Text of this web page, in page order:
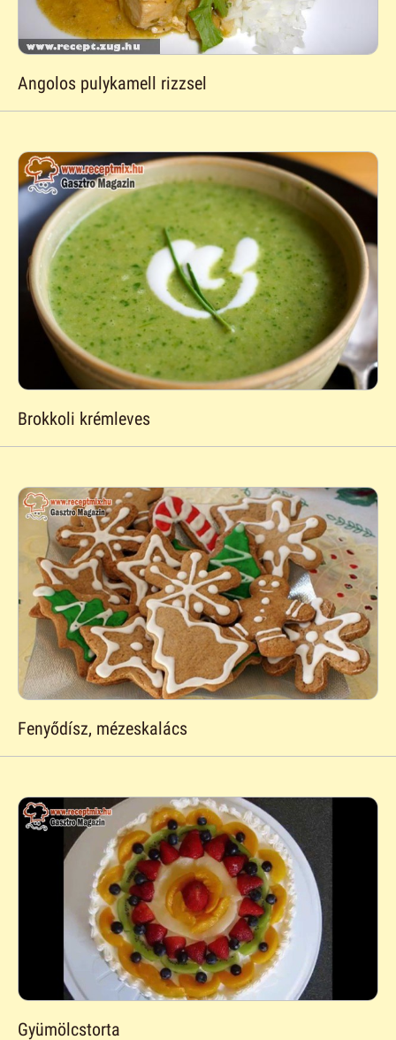
Angolos pulykamell rizzsel
Brokkoli krémleves
Fenyődísz, mézeskalács
Gyümölcstorta